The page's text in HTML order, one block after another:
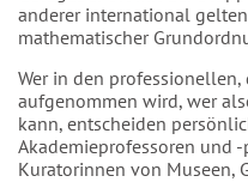
anderer international
mathematischer
Wer in den
aufgenommen wird, wer
kann, entscheiden
Akademieprofessoren und
Kuratorinnen von Museen,